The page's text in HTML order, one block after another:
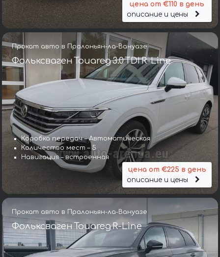
цена от €110 в день
описание и цены
Прокат авто в Пралоньян-ла-Вануазе
Фольксваген Touareg 3.0 TDI R-Line
Коробка передач – Автоматическая
Количество мест – 5
Навигация – встроенная
цена от €225 в день
описание и цены
Прокат авто в Пралоньян-ла-Вануазе
Фольксваген Touareg R-Line